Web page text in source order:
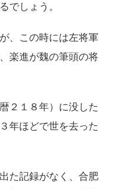
でしょう。
、この時には左将軍
楽進が魏の筆頭の将
２１８年）に没した
年ほどで世を去った
た記録がなく、合肥